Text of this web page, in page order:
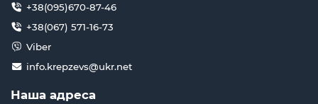
+38(095)670-87-46
+38(067) 571-16-73
Viber
info.krepzevs@ukr.net
Наша адреса